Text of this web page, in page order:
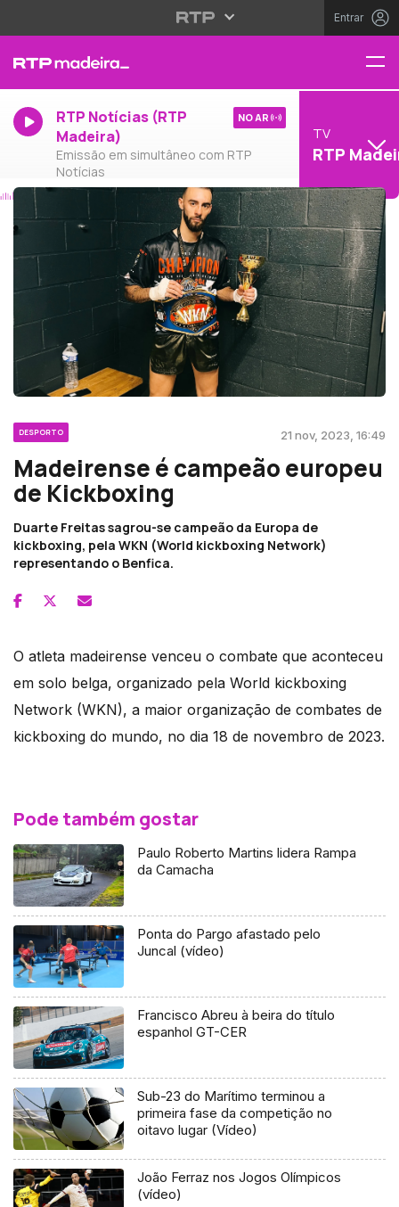
Entrar
RTP Notícias (RTP
Madeira)
Emissão em simultâneo com RTP
Notícias
NO AR
TV
RTP
DESPORTO 21 nov, 2023, 16:49
Madeirense é campeão europeu
de Kickboxing
Duarte Freitas sagrou-se campeão da Europa de
kickboxing, pela WKN (World kickboxing Network)
representando o Benfica.
O atleta madeirense venceu o combate que aconteceu
em solo belga, organizado pela World kickboxing
Network (WKN), a maior organização de combates de
kickboxing do mundo, no dia 18 de novembro de 2023.
Pode também gostar
Paulo Roberto Martins lidera Rampa
da Camacha
Ponta do Pargo afastado pelo
Juncal (vídeo)
Francisco Abreu à beira do título
espanhol GT-CER
Sub-23 do Marítimo terminou a
primeira fase da competição no
oitavo lugar (Vídeo)
João Ferraz nos Jogos Olímpicos
(vídeo)